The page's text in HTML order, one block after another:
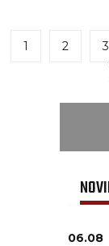
1 2 3
06.08